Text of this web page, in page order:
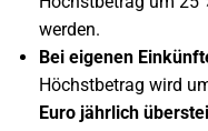
werden.
Bei eigenen
Höchstbetrag wird
Euro jährlich